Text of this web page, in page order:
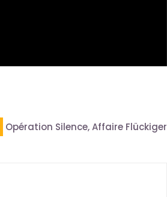
Opération Silence, Affaire Flückiger